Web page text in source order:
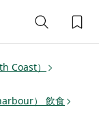
Coast）
） 飲食